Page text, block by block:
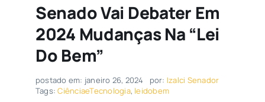
Senado Vai Debater Em
2024 Mudanças Na “Lei
Do Bem”
postado em: janeiro 26, 2024 por: Izalci Senador
Tags:CiênciaeTecnologia, leidobem